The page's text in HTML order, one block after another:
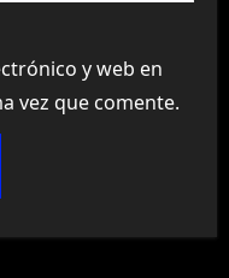
y web en
vez que comente.